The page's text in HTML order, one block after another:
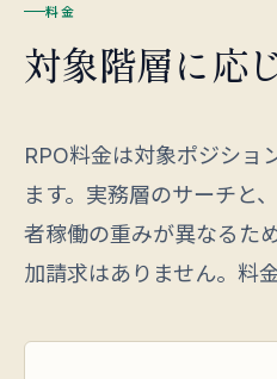
料金
対象階層に応
RPO料金は対象ポジショ
ます。実務層のサーチと
者稼働の重みが異なるた
加請求はありません。料